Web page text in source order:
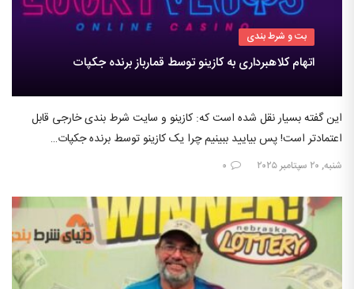
بت و شرط بندی
اتهام کلاهبرداری به کازینو توسط قمارباز برنده جکپات
این گفته بسیار نقل شده است که: کازینو و سایت شرط بندی خارجی قابل
اعتمادتر است! پس بیایید ببینیم چرا یک کازینو توسط برنده جکپات…
شنبه, ۲۰ سپتامبر ۲۰۲۵ ۰